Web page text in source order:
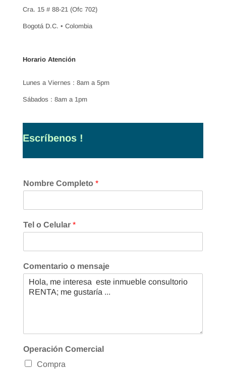
Cra. 15 # 88-21 (Ofc 702)
Bogotá D.C. • Colombia
Horario Atención
Lunes a Viernes : 8am a 5pm
Sábados : 8am a 1pm
Escríbenos !
Nombre Completo *
Tel o Celular *
Comentario o mensaje
Operación Comercial
Compra